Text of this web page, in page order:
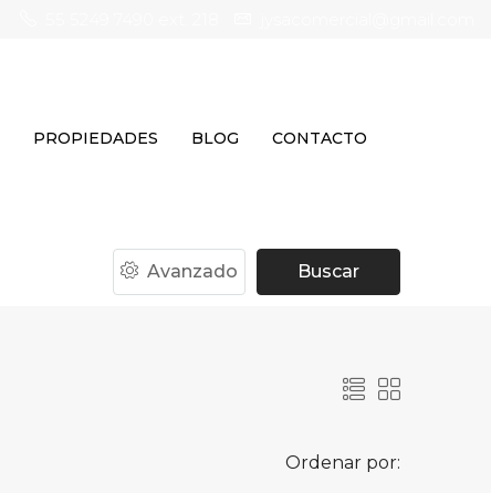
PROPIEDADES BLOG CONTACTO
Avanzado Buscar
Ordenar por: